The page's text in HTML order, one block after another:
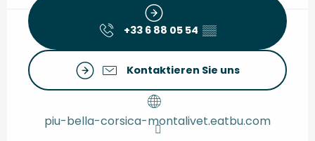
+33 6 88 05 54 ▒▒
Kontaktieren Sie uns
piu-bella-corsica-montalivet.eatbu.com